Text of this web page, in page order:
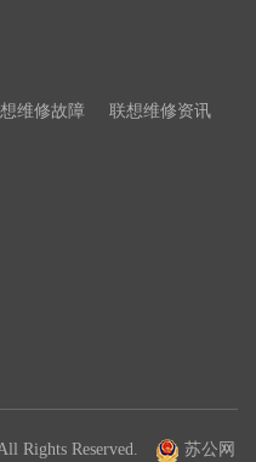
维修故障 联想维修资讯
Rights Reserved. 苏公网